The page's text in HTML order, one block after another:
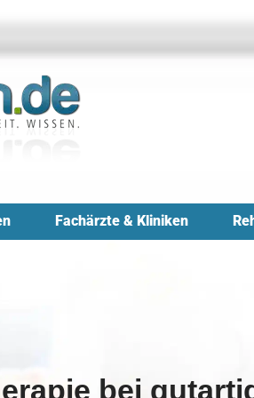
Fachärzte & Kliniken
bei